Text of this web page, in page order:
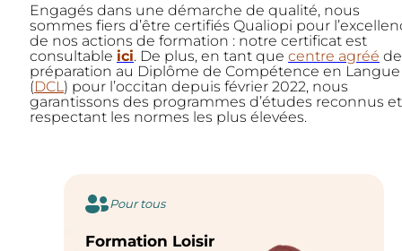
Engagés dans une démarche de qualité, nous
sommes fiers d’être certifiés Qualiopi pour
de nos actions de formation : notre certificat est
consultable ici. De plus, en tant que centre agréé de
préparation au Diplôme de Compétence en Langue
(DCL) pour l’occitan depuis février 2022, nous
garantissons des programmes d’études reconnus et
respectant les normes les plus élevées.
Pour tous
Formation Loisir